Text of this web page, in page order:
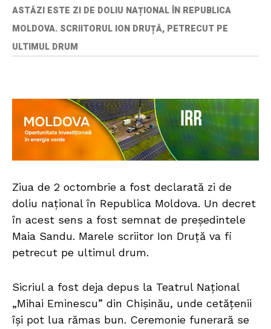
ASTĂZI ESTE ZI DE DOLIU NAȚIONAL ÎN REPUBLICA
MOLDOVA. SCRIITORUL ION DRUȚĂ, PETRECUT PE
ULTIMUL DRUM
Ziua de 2 octombrie a fost declarată zi de
doliu național în Republica Moldova. Un decret
în acest sens a fost semnat de președintele
Maia Sandu. Marele scriitor Ion Druţă va fi
petrecut pe ultimul drum.
Sicriul a fost deja depus la Teatrul Național
„Mihai Eminescu” din Chișinău, unde cetățenii
își pot lua rămas bun. Ceremonie funerară se